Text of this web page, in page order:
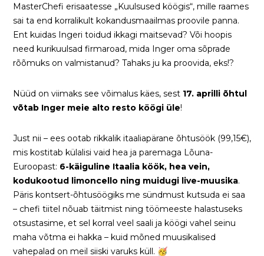
MasterChefi erisaatesse „Kuulsused köögis“, mille raames
sai ta end korralikult kokandusmaailmas proovile panna.
Ent kuidas Ingeri toidud ikkagi maitsevad? Või hoopis
need kurikuulsad firmaroad, mida Inger oma sõprade
rõõmuks on valmistanud? Tahaks ju ka proovida, eks!?
Nüüd on viimaks see võimalus käes, sest 17. aprilli õhtul
võtab Inger meie alto resto köögi üle!
Just nii – ees ootab rikkalik itaaliapärane õhtusöök (99,15€),
mis kostitab külalisi vaid hea ja paremaga Lõuna-
Euroopast: 6-käiguline Itaalia köök, hea vein,
kodukootud limoncello ning muidugi live-muusika.
Päris kontsert-õhtusöögiks me sündmust kutsuda ei saa
– chefi tiitel nõuab täitmist ning töömeeste halastuseks
otsustasime, et sel korral veel saali ja köögi vahel seinu
maha võtma ei hakka – kuid mõned muusikalised
vahepalad on meil siiski varuks küll. 🥳